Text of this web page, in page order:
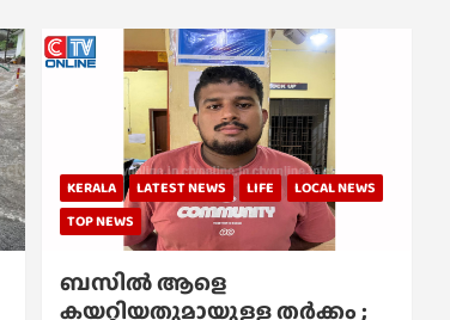
KERALA LATEST NEWS LIFE
LOCAL NEWS
TOP NEWS
ബസിൽ ആളെ
കയറ്റിയതുമായുള്ള തർക്കം ;